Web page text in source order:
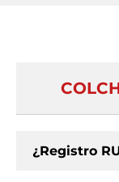
¿Registro